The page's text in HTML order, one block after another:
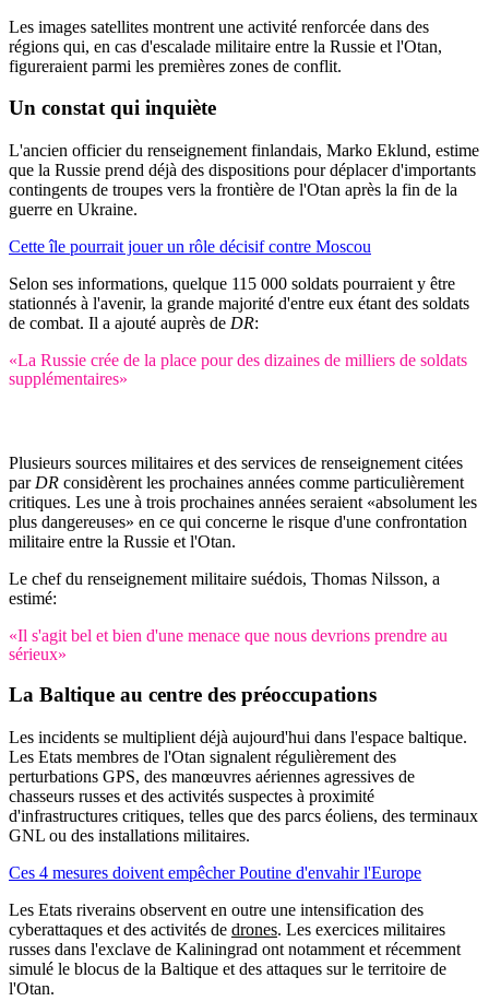
Les images satellites montrent une activité renforcée dans des
régions qui, en cas d'escalade militaire entre la Russie et l'Otan,
figureraient parmi les premières zones de conflit.
Un constat qui inquiète
L'ancien officier du renseignement finlandais, Marko Eklund, estime
que la Russie prend déjà des dispositions pour déplacer d'importants
contingents de troupes vers la frontière de l'Otan après la fin de la
guerre en Ukraine.
Cette île pourrait jouer un rôle décisif contre Moscou
Selon ses informations, quelque 115 000 soldats pourraient y être
stationnés à l'avenir, la grande majorité d'entre eux étant des soldats
de combat. Il a ajouté auprès de DR:
«La Russie crée de la place pour des dizaines de milliers de soldats
supplémentaires»
Plusieurs sources militaires et des services de renseignement citées
par DR considèrent les prochaines années comme particulièrement
critiques. Les une à trois prochaines années seraient «absolument les
plus dangereuses» en ce qui concerne le risque d'une confrontation
militaire entre la Russie et l'Otan.
Le chef du renseignement militaire suédois, Thomas Nilsson, a
estimé:
«Il s'agit bel et bien d'une menace que nous devrions prendre au
sérieux»
La Baltique au centre des préoccupations
Les incidents se multiplient déjà aujourd'hui dans l'espace baltique.
Les Etats membres de l'Otan signalent régulièrement des
perturbations GPS, des manœuvres aériennes agressives de
chasseurs russes et des activités suspectes à proximité
d'infrastructures critiques, telles que des parcs éoliens, des terminaux
GNL ou des installations militaires.
Ces 4 mesures doivent empêcher Poutine d'envahir l'Europe
Les Etats riverains observent en outre une intensification des
cyberattaques et des activités de drones. Les exercices militaires
russes dans l'exclave de Kaliningrad ont notamment et récemment
simulé le blocus de la Baltique et des attaques sur le territoire de
l'Otan.